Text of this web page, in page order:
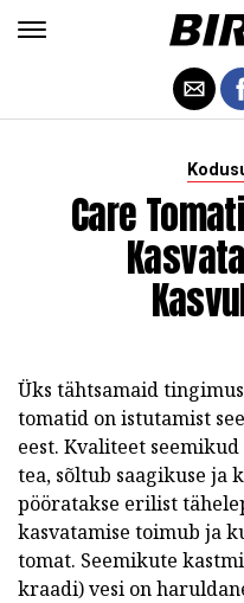
Care
Üks tähtsamaid
tomatid on istutamist
eest. Kvaliteet
tea, sõltub saagikuse
pööratakse erilist
kasvatamise toimub ja
tomat. Seemikute
kraadi) vesi on